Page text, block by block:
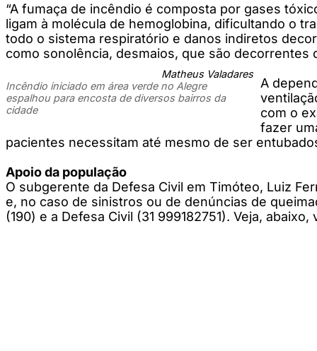
“A fumaça de incêndio é composta por gases
ligam à molécula de hemoglobina, dificultando o
todo o sistema respiratório e danos indiretos
como sonolência, desmaios, que são decorrentes
Matheus Valadares
Incêndio iniciado em área verde no Alegre
espalhou para encosta de diversos bairros da
cidade
A
com o
fazer
pacientes necessitam até mesmo de ser
Apoio da população
O subgerente da Defesa Civil em Timóteo, Luiz
e, no caso de sinistros ou de denúncias de
(190) e a Defesa Civil (31 999182751). Veja,